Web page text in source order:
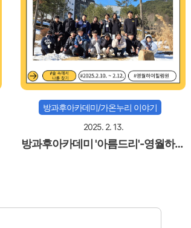
방과후아카데미/가온누리 이야기
2025. 2. 13.
방과후아카데미 '아름드리'-영월하이